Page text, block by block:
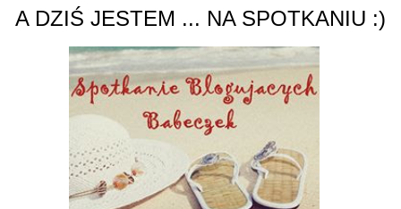
A DZIŚ JESTEM ... NA SPOTKANIU :)